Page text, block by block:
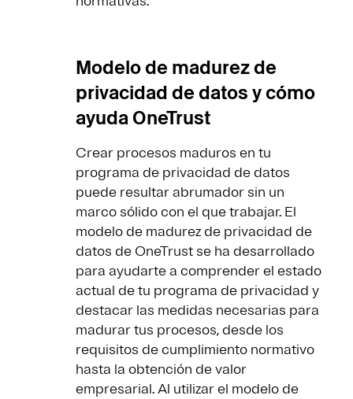
Modelo de madurez de
privacidad de datos y cómo
ayuda OneTrust
Crear procesos maduros en tu
programa de privacidad de datos
puede resultar abrumador sin un
marco sólido con el que trabajar. El
modelo de madurez de privacidad de
datos de OneTrust se ha desarrollado
para ayudarte a comprender el estado
actual de tu programa de privacidad y
destacar las medidas necesarias para
madurar tus procesos, desde los
requisitos de cumplimiento normativo
hasta la obtención de valor
empresarial. Al utilizar el modelo de